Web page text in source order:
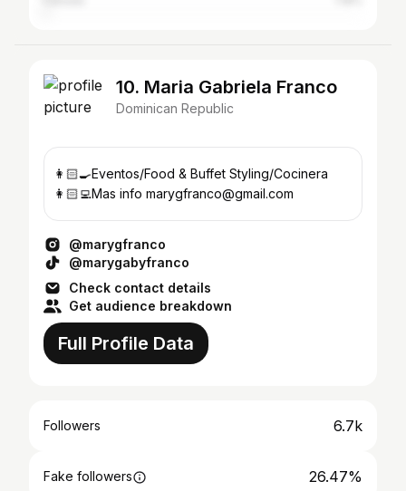
10. Maria Gabriela Franco
Dominican Republic
👩🏻‍🍳Eventos/Food & Buffet Styling/Cocinera
👩🏻‍💻Mas info marygfranco@gmail.com
@marygfranco
@marygabyfranco
Check contact details
Get audience breakdown
Full Profile Data
Followers 6.7k
Fake followers 26.47%